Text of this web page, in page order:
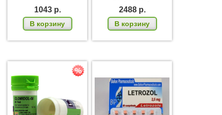
1043 р.
В корзину
2488 р.
В корзину